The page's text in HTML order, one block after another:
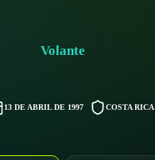
Volante
13 DE ABRIL DE 1997 COSTA RICA